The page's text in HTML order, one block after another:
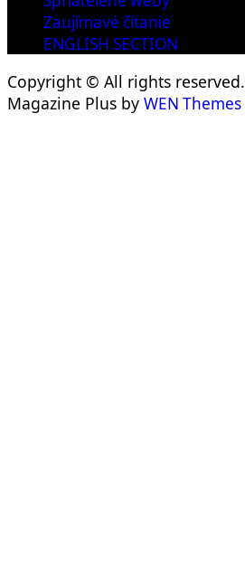
Zaujímavé čítanie
ENGLISH SECTION
Copyright © All rights reserved.
Magazine Plus by WEN Themes